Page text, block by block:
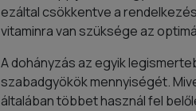
ezáltal csökkentve a
vitaminra van szüksége az
A dohányzás az egyik
szabadgyökök mennyiségét.
általában többet használ fel